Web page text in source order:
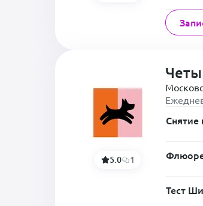
5.0 1
Тест